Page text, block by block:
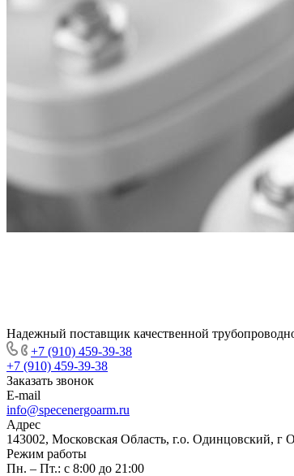
Надежный поставщик качественной
+7 (910) 459-39-38
+7 (910) 459-39-38
Заказать звонок
E-mail
info@specenergoarm.ru
Адрес
143002, Московская Область, г.о. Одинцовский, г
Режим работы
Пн. – Пт.: с 8:00 до 21:00